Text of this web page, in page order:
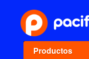
Productos